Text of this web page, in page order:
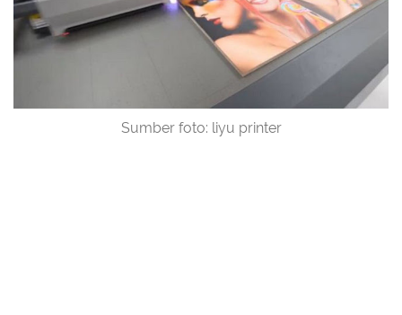
Sumber foto: liyu printer